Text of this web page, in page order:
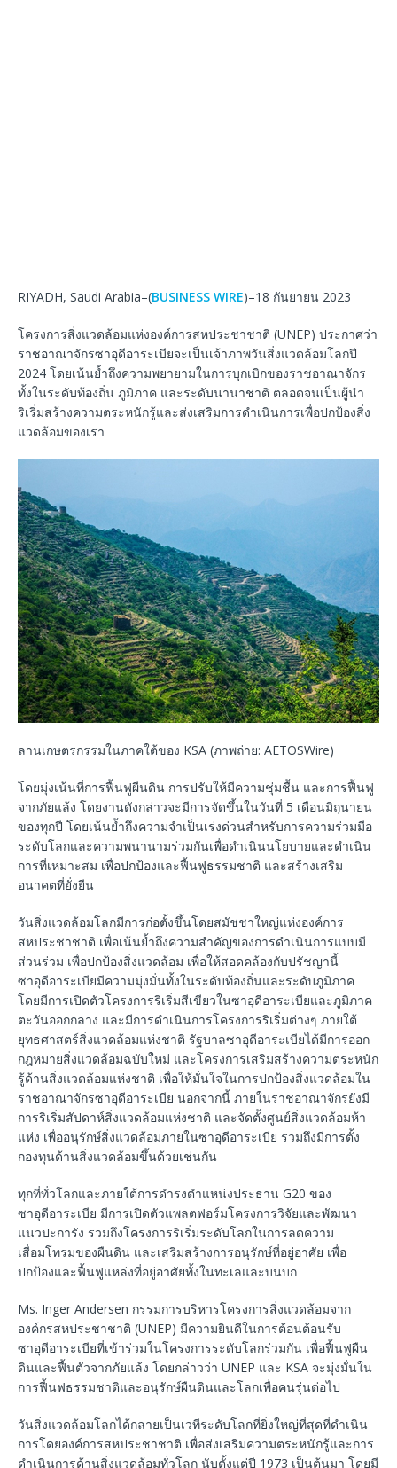
RIYADH, Saudi Arabia–(BUSINESS WIRE)–18 กันยายน 2023
โครงการสิ่งแวดล้อมแห่งองค์การสหประชาชาติ (UNEP) ประกาศว่า
ราชอาณาจักรซาอุดีอาระเบียจะเป็นเจ้าภาพวันสิ่งแวดล้อมโลกปี
2024 โดยเน้นย้ำถึงความพยายามในการบุกเบิกของราชอาณาจักร
ทั้งในระดับท้องถิ่น ภูมิภาค และระดับนานาชาติ ตลอดจนเป็นผู้นำ
ริเริ่มสร้างความตระหนักรู้และส่งเสริมการดำเนินการเพื่อปกป้องสิ่ง
แวดล้อมของเรา
ลานเกษตรกรรมในภาคใต้ของ KSA (ภาพถ่าย: AETOSWire)
โดยมุ่งเน้นที่การฟื้นฟูผืนดิน การปรับให้มีความชุ่มชื้น และการฟื้นฟู
จากภัยแล้ง โดยงานดังกล่าวจะมีการจัดขึ้นในวันที่ 5 เดือนมิถุนายน
ของทุกปี โดยเน้นย้ำถึงความจำเป็นเร่งด่วนสำหรับการความร่วมมือ
ระดับโลกและความพนานามร่วมกันเพื่อดำเนินนโยบายและดำเนิน
การที่เหมาะสม เพื่อปกป้องและฟื้นฟูธรรมชาติ และสร้างเสริม
อนาคตที่ยั่งยืน
วันสิ่งแวดล้อมโลกมีการก่อตั้งขึ้นโดยสมัชชาใหญ่แห่งองค์การ
สหประชาชาติ เพื่อเน้นย้ำถึงความสำคัญของการดำเนินการแบบมี
ส่วนร่วม เพื่อปกป้องสิ่งแวดล้อม เพื่อให้สอดคล้องกับปรัชญานี้
ซาอุดีอาระเบียมีความมุ่งมั่นทั้งในระดับท้องถิ่นและระดับภูมิภาค
โดยมีการเปิดตัวโครงการริเริ่มสีเขียวในซาอุดีอาระเบียและภูมิภาค
ตะวันออกกลาง และมีการดำเนินการโครงการริเริ่มต่างๆ ภายใต้
ยุทธศาสตร์สิ่งแวดล้อมแห่งชาติ รัฐบาลซาอุดีอาระเบียได้มีการออก
กฎหมายสิ่งแวดล้อมฉบับใหม่ และโครงการเสริมสร้างความตระหนัก
รู้ด้านสิ่งแวดล้อมแห่งชาติ เพื่อให้มั่นใจในการปกป้องสิ่งแวดล้อมใน
ราชอาณาจักรซาอุดีอาระเบีย นอกจากนี้ ภายในราชอาณาจักรยังมี
การริเริ่มสัปดาห์สิ่งแวดล้อมแห่งชาติ และจัดตั้งศูนย์สิ่งแวดล้อมห้า
แห่ง เพื่ออนุรักษ์สิ่งแวดล้อมภายในซาอุดีอาระเบีย รวมถึงมีการตั้ง
กองทุนด้านสิ่งแวดล้อมขึ้นด้วยเช่นกัน
ทุกที่ทั่วโลกและภายใต้การดำรงตำแหน่งประธาน G20 ของ
ซาอุดีอาระเบีย มีการเปิดตัวแพลตฟอร์มโครงการวิจัยและพัฒนา
แนวปะการัง รวมถึงโครงการริเริ่มระดับโลกในการลดความ
เสื่อมโทรมของผืนดิน และเสริมสร้างการอนุรักษ์ที่อยู่อาศัย เพื่อ
ปกป้องและฟื้นฟูแหล่งที่อยู่อาศัยทั้งในทะเลและบนบก
Ms. Inger Andersen กรรมการบริหารโครงการสิ่งแวดล้อมจาก
องค์กรสหประชาชาติ (UNEP) มีความยินดีในการต้อนต้อนรับ
ซาอุดีอาระเบียที่เข้าร่วมในโครงการระดับโลกร่วมกัน เพื่อฟื้นฟูผืน
ดินและฟื้นตัวจากภัยแล้ง โดยกล่าวว่า UNEP และ KSA จะมุ่งมั่นใน
การฟื้นฟธรรมชาติและอนุรักษ์ผืนดินและโลกเพื่อคนรุ่นต่อไป
วันสิ่งแวดล้อมโลกได้กลายเป็นเวทีระดับโลกที่ยิ่งใหญ่ที่สุดที่ดำเนิน
การโดยองค์การสหประชาชาติ เพื่อส่งเสริมความตระหนักรู้และการ
ดำเนินการด้านสิ่งแวดล้อมทั่วโลก นับตั้งแต่ปี 1973 เป็นต้นมา โดยมี